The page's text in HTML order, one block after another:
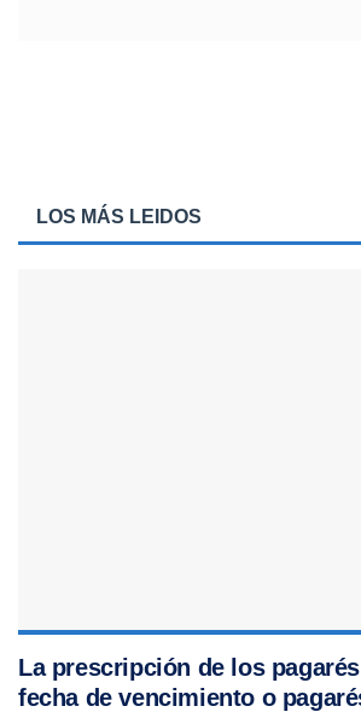
LOS MÁS LEIDOS
La prescripción de los
fecha de vencimiento o